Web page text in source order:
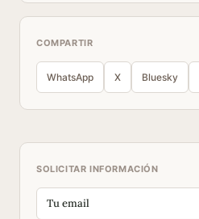
COMPARTIR
WhatsApp X Bluesky
SOLICITAR INFORMACIÓN